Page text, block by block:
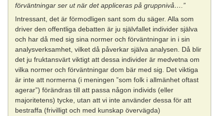
förväntningar ser ut när det appliceras på gruppnivå….”
Intressant, det är förmodligen sant som du säger. Alla som
driver den offentliga debatten är ju självfallet individer själva
och har då med sig sina normer och förväntningar in i sin
analysverksamhet, vilket då påverkar själva analysen. Då blir
det ju fruktansvärt viktigt att dessa individer är medvetna om
vilka normer och förväntningar dom bär med sig. Det viktiga
är inte att normerna (i meningen ”som folk i allmänhet oftast
agerar”) förändras till att passa någon individs (eller
majoritetens) tycke, utan att vi inte använder dessa för att
bestraffa (frivilligt och med kunskap övervägda)